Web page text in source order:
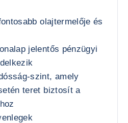
olajtermelője és
jelentős pénzügyi
szint, amely
teret biztosít a